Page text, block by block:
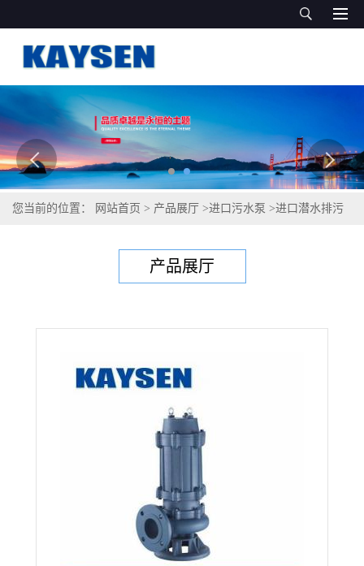
您当前的位置： 网站首页 > 产品展厅 >进口污水泵 >进口潜水排污
产品展厅